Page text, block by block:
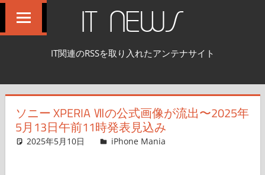
へ
IT NEWS
IT関連のRSSを取り入れたアンテナサイト
ソニー XPERIA Ⅶの公式画像が流出〜2025年
5月13日午前11時発表見込み
2025年5月10日 FT729
iPhone Mania